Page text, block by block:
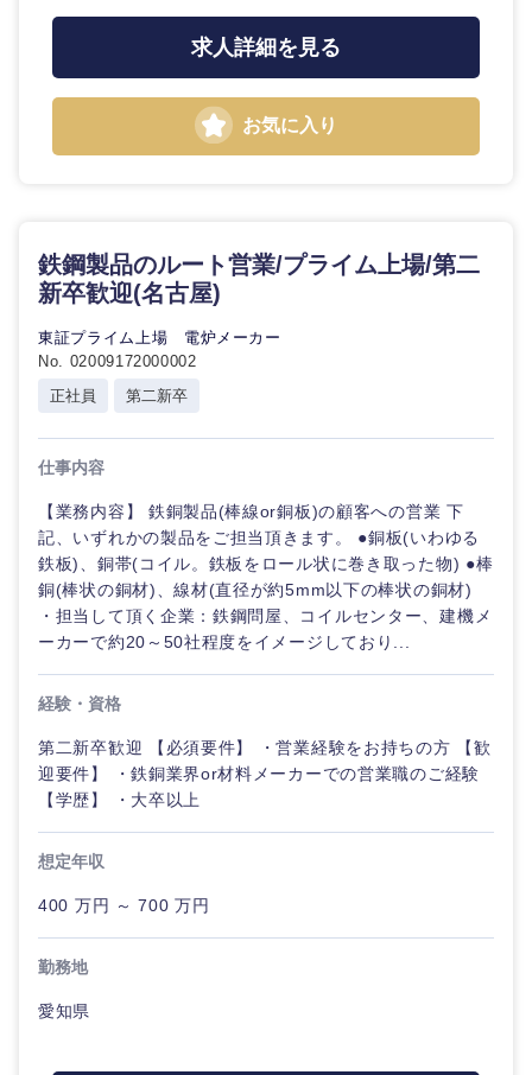
求人詳細を見る
お気に入り
鉄鋼製品のルート営業/プライム上場/第二
新卒歓迎(名古屋)
東証プライム上場 電炉メーカー
No. 02009172000002
正社員
第二新卒
仕事内容
【業務内容】 鉄銅製品(棒線or銅板)の顧客への営業 下
記、いずれかの製品をご担当頂きます。 ●銅板(いわゆる
鉄板)、銅帯(コイル。鉄板をロール状に巻き取った物) ●棒
銅(棒状の銅材)、線材(直径が約5mm以下の棒状の銅材)
・担当して頂く企業：鉄鋼問屋、コイルセンター、建機メ
ーカーで約20～50社程度をイメージしており...
経験・資格
第二新卒歓迎 【必須要件】 ・営業経験をお持ちの方 【歓
迎要件】 ・鉄銅業界or材料メーカーでの営業職のご経験
【学歴】 ・大卒以上
想定年収
400 万円 ～ 700 万円
勤務地
愛知県